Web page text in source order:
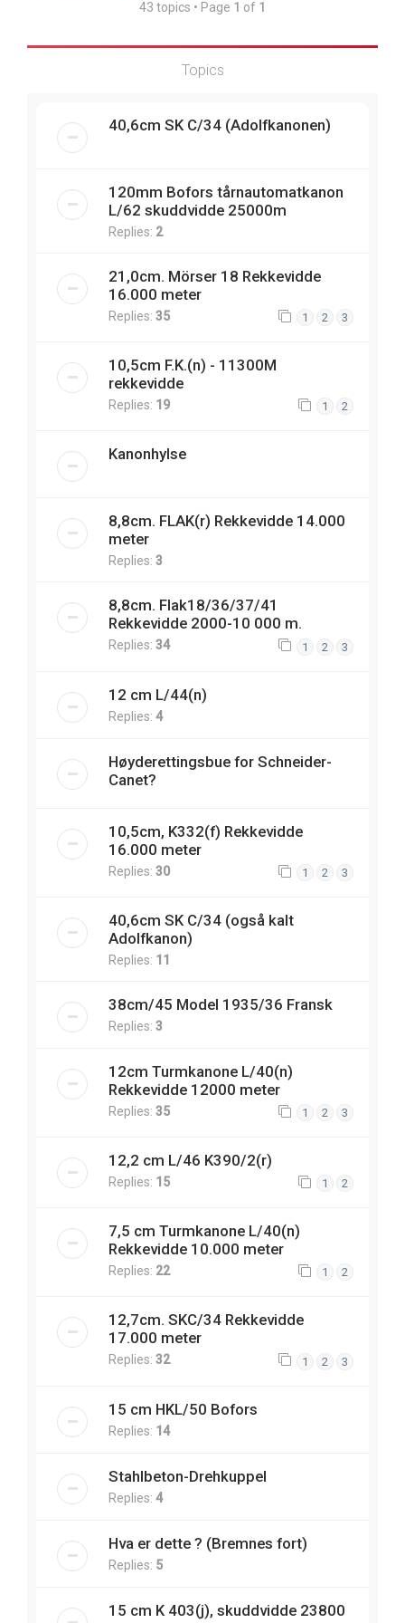
43 topics • Page 1 of 1
Topics
40,6cm SK C/34 (Adolfkanonen)
120mm Bofors tårnautomatkanon
L/62 skuddvidde 25000m
Replies: 2
21,0cm. Mörser 18 Rekkevidde
16.000 meter
Replies: 35 1 2 3
10,5cm F.K.(n) - 11300M
rekkevidde
Replies: 19 1 2
Kanonhylse
8,8cm. FLAK(r) Rekkevidde 14.000
meter
Replies: 3
8,8cm. Flak18/36/37/41
Rekkevidde 2000-10 000 m.
Replies: 34 1 2 3
12 cm L/44(n)
Replies: 4
Høyderettingsbue for Schneider-
Canet?
10,5cm, K332(f) Rekkevidde
16.000 meter
Replies: 30 1 2 3
40,6cm SK C/34 (også kalt
Adolfkanon)
Replies: 11
38cm/45 Model 1935/36 Fransk
Replies: 3
12cm Turmkanone L/40(n)
Rekkevidde 12000 meter
Replies: 35 1 2 3
12,2 cm L/46 K390/2(r)
Replies: 15 1 2
7,5 cm Turmkanone L/40(n)
Rekkevidde 10.000 meter
Replies: 22 1 2
12,7cm. SKC/34 Rekkevidde
17.000 meter
Replies: 32 1 2 3
15 cm HKL/50 Bofors
Replies: 14
Stahlbeton-Drehkuppel
Replies: 4
Hva er dette ? (Bremnes fort)
Replies: 5
15 cm K 403(j), skuddvidde 23800